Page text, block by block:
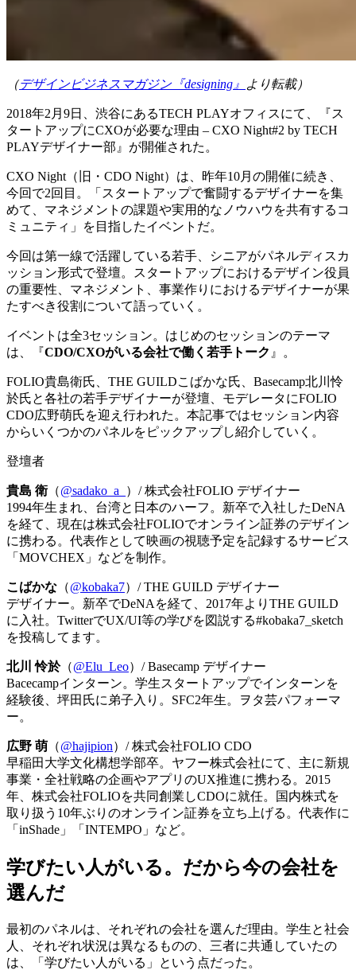
（デザインビジネスマガジン『designing』 より転載）
2018年2月9日、渋谷にあるTECH PLAYオフィスにて、『ス
タートアップにCXOが必要な理由 – CXO Night#2 by TECH
PLAYデザイナー部』が開催された。
CXO Night（旧・CDO Night）は、昨年10月の開催に続き、
今回で2回目。「スタートアップで奮闘するデザイナーを集
めて、マネジメントの課題や実用的なノウハウを共有するコ
ミュニティ」を目指したイベントだ。
今回は第一線で活躍している若手、シニアがパネルディスカ
ッション形式で登壇。スタートアップにおけるデザイン役員
の重要性、マネジメント、事業作りにおけるデザイナーが果
たすべき役割について語っていく。
イベントは全3セッション。はじめのセッションのテーマ
は、『CDO/CXOがいる会社で働く若手トーク 』。
FOLIO貴島衛氏、THE GUILDこばかな氏、Basecamp北川怜
於氏と各社の若手デザイナーが登壇、モデレータにFOLIO
CDO広野萌氏を迎え行われた。本記事ではセッション内容
からいくつかのパネルをピックアップし紹介していく。
登壇者
貴島 衛（@sadako_a_
）/ 株式会社FOLIO デザイナー
1994年生まれ、台湾と日本のハーフ。新卒で入社したDeNA
を経て、現在は株式会社FOLIOでオンライン証券のデザイン
に携わる。代表作として映画の視聴予定を記録するサービス
「MOVCHEX」などを制作。
こばかな （@kobaka7）/ THE GUILD デザイナー
デザイナー。新卒でDeNAを経て、2017年よりTHE GUILD
に入社。TwitterでUX/UI等の学びを図説する#kobaka7_sketch
を投稿してます。
北川 怜於（@Elu_Leo）/ Basecamp デザイナー
Bacecampインターン。学生スタートアップでインターンを
経験後、坪田氏に弟子入り。SFC2年生。ヲタ芸パフォーマ
ー。
広野 萌 （@hajipion）/ 株式会社FOLIO CDO
早稲田大学文化構想学部卒。ヤフー株式会社にて、主に新規
事業・全社戦略の企画やアプリのUX推進に携わる。2015
年、株式会社FOLIOを共同創業しCDOに就任。国内株式を
取り扱う10年ぶりのオンライン証券を立ち上げる。代表作に
「inShade」「INTEMPO」など。
学びたい人がいる。だから今の会社を
選んだ
最初のパネルは、それぞれの会社を選んだ理由。学生と社会
人、それぞれ状況は異なるものの、三者に共通していたの
は、「学びたい人がいる」という点だった。